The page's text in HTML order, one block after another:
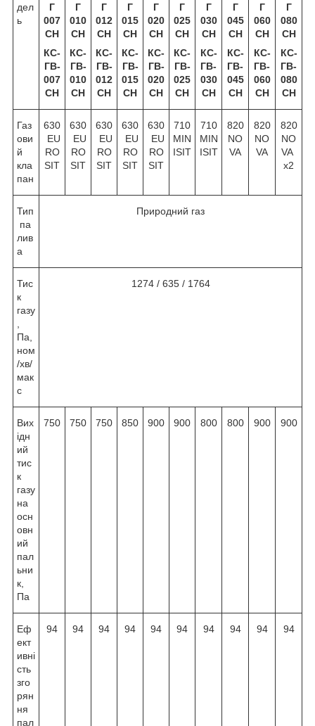
дел
ь
Г
007
СН
КС-
ГВ-
007
СН
Г
010
СН
КС-
ГВ-
010
СН
Г
012
СН
КС-
ГВ-
012
СН
Г
015
СН
КС-
ГВ-
015
СН
Г
020
СН
КС-
ГВ-
020
СН
Г
025
СН
КС-
ГВ-
025
СН
Г
030
СН
КС-
ГВ-
030
СН
Г
045
СН
КС-
ГВ-
045
СН
Г
060
СН
КС-
ГВ-
060
СН
Г
080
СН
КС-
ГВ-
080
СН
Газ
ови
й
кла
пан
630
EU
RO
SIT
630
EU
RO
SIT
630
EU
RO
SIT
630
EU
RO
SIT
630
EU
RO
SIT
710
MIN
ISIT
710
MIN
ISIT
820
NO
VA
820
NO
VA
820
NO
VA
х2
Тип
па
лив
а
Природний газ
Тис
к
газу
Па,
ном
/хв/
мак
с
1274 / 635 / 1764
Вих
ідн
ий
тис
к
газу
на
осн
овн
ий
пал
ьни
к,
Па
750 750 750 850 900 900 800 800 900 900
Еф
ект
ивні
сть
зго
рян
ня
пал
94 94 94 94 94 94 94 94 94 94